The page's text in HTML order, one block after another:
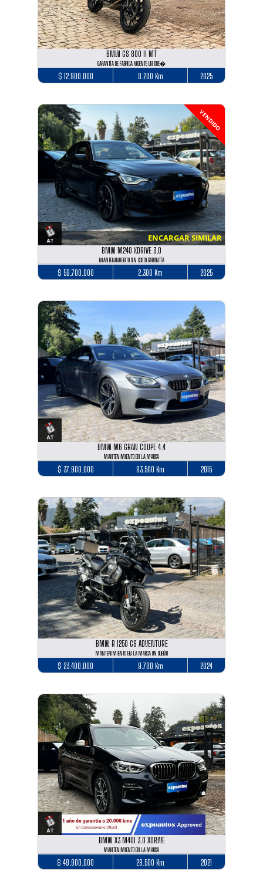
BMW GS 800 II MT
GARANTÍA DE FÁBRICA VIGENTE UN DUE�
$ 12.900.000 8.200 Km 2025
VENDIDO
ENCARGAR SIMILAR
BMW M240 XDRIVE 3.0
MANTENIMIENTO SIN COSTO GARANTÍA
$ 59.700.000 2.300 Km 2025
BMW M6 GRAN COUPE 4.4
MANTENIMIENTO EN LA MARCA
$ 37.900.000 83.500 Km 2015
BMW R 1250 GS ADVENTURE
MANTENIMIENTO EN LA MARCA UN DUEÑO
$ 23.400.000 9.700 Km 2024
BMW X3 M40I 3.0 XDRIVE
MANTENIMIENTO EN LA MARCA
$ 49.900.000 28.500 Km 2021